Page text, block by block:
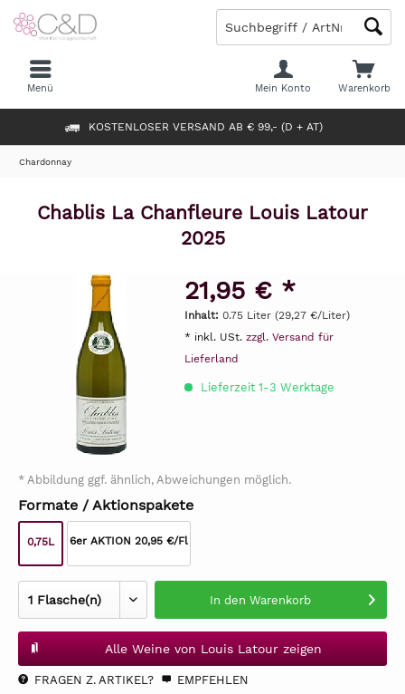
KOSTENLOSER VERSAND AB € 99,- (D + AT)
Warenkorb
Mein Konto
Menü
Chardonnay
Chablis La Chanfleure Louis Latour
2025
21,95 € *
Inhalt: 0.75 Liter (29,27 €/Liter)
* inkl. USt. zzgl. Versand für
Lieferland
Lieferzeit 1-3 Werktage
* Abbildung ggf. ähnlich, Abweichungen möglich.
Formate / Aktionspakete
0,75L 6er AKTION 20,95 €/Fl
In den Warenkorb
Alle Weine von Louis Latour zeigen
FRAGEN Z. ARTIKEL? EMPFEHLEN